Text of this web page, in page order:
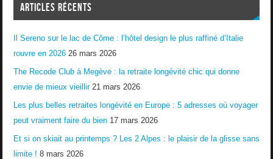
ARTICLES RÉCENTS
Il Sereno sur le lac de Côme : l’hôtel design le plus raffiné d’Italie
rouvre en 2026 26 mars 2026
The Recode Club à Megève : la retraite longévité chic qui donne
envie de mieux vieillir 21 mars 2026
Les plus belles retraites longévité en Europe : 5 adresses où voyager
peut vraiment faire du bien 17 mars 2026
Et si on skiait au printemps ? Les 2 Alpes : le plaisir de la glisse sans
limite ! 8 mars 2026